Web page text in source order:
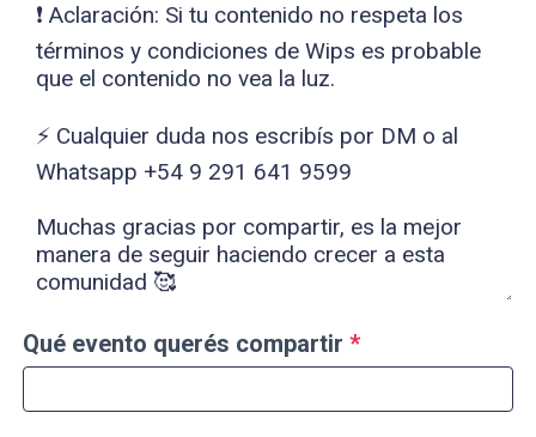
Qué evento querés compartir *